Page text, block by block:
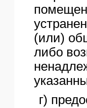
(или)
либо
г)